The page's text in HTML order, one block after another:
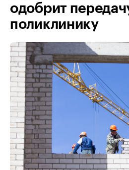
одобрит
поликлинику